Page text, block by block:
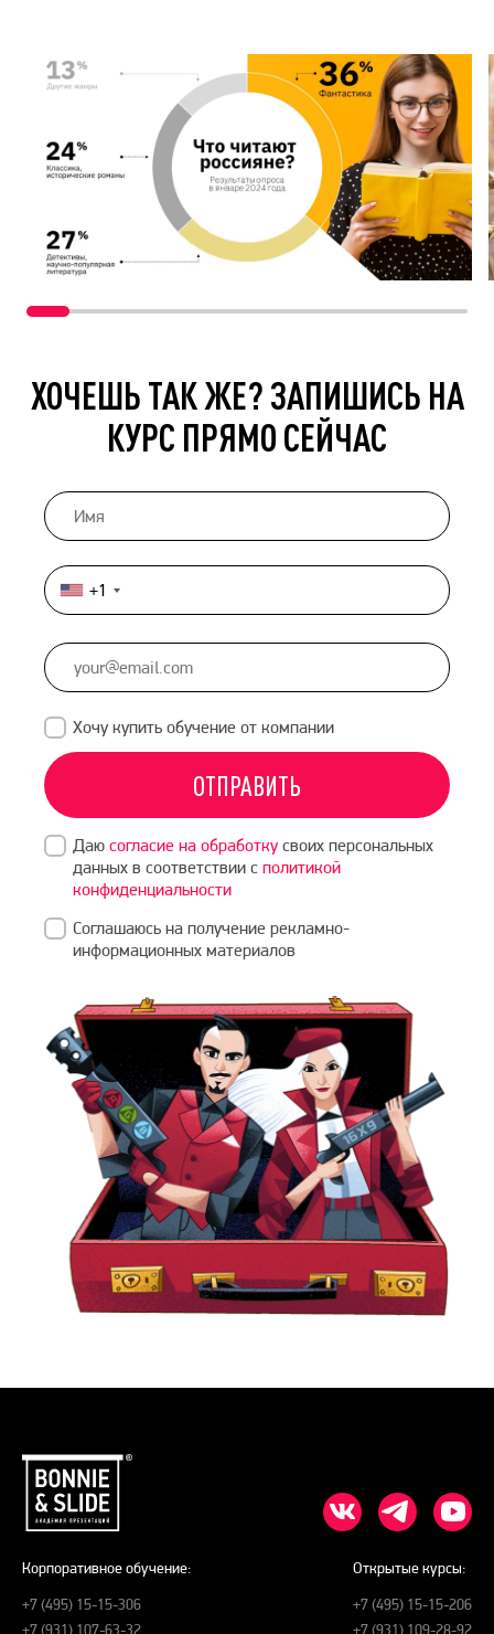
ХОЧЕШЬ ТАК ЖЕ? ЗАПИШИСЬ НА
КУРС ПРЯМО СЕЙЧАС
United
States
+1
+1
Хочу купить обучение от компании
ОТПРАВИТЬ
Даю согласие на обработкусвоих персональных
данных в соответствии с политикой
конфиденциальности
Соглашаюсь на получение рекламно-
информационных материалов
Корпоративное обучение:
+7 (495) 15-15-306
+7 (931) 107-63-32
Открытые курсы:
+7 (495) 15-15-206
+7 (931) 109-28-92